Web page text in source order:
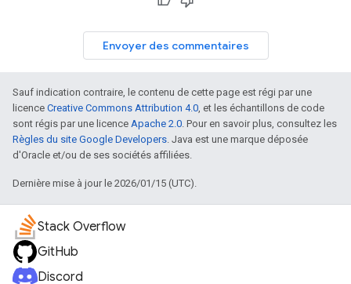
Envoyer des commentaires
Sauf indication contraire, le contenu de cette page est régi par une
licence Creative Commons Attribution 4.0, et les échantillons de code
sont régis par une licence Apache 2.0. Pour en savoir plus, consultez les
Règles du site Google Developers. Java est une marque déposée
d'Oracle et/ou de ses sociétés affiliées.
Dernière mise à jour le 2026/01/15 (UTC).
Stack Overflow
GitHub
Discord